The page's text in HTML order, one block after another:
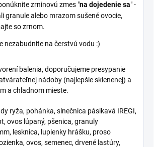
zrninovú zmes "na dojedenie sa" -
granule alebo mrazom sušené ovocie,
so zrnom.
nezabudnite na čerstvú vodu :)
balenia, doporučujeme presypanie
nádoby (najlepšie sklenenej) a
a chladnom mieste.
ryža, pohánka, slnečnica pásikavá IREGI,
ovos lúpaný, pšenica, granuly
lesknica, lupienky hrášku, proso
ovos, semenec, drvené lastúry,